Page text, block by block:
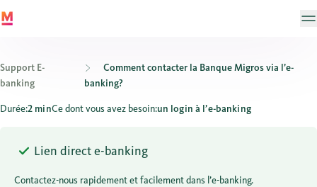
Support E-
banking
Comment contacter la Banque Migros via l’e-
banking?
Comment contacter la Banque Migros via l’e-banking?
Durée:2 minCe dont vous avez besoin:un login à l’e-banking
Lien direct e-banking
Contactez-nous rapidement et facilement dans l’e-banking.